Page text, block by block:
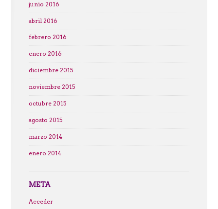
junio 2016
abril 2016
febrero 2016
enero 2016
diciembre 2015
noviembre 2015
octubre 2015
agosto 2015
marzo 2014
enero 2014
META
Acceder